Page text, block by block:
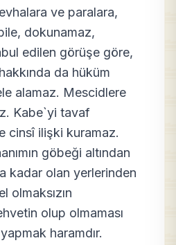
ve paralara,
dokunamaz,
edilen görüşe göre,
da hüküm
alamaz. Mescidlere
Kabe`yi tavaf
cinsî ilişki kuramaz.
göbeği altından
kadar olan yerlerinden
olmaksızın
olup olmaması
haramdır.